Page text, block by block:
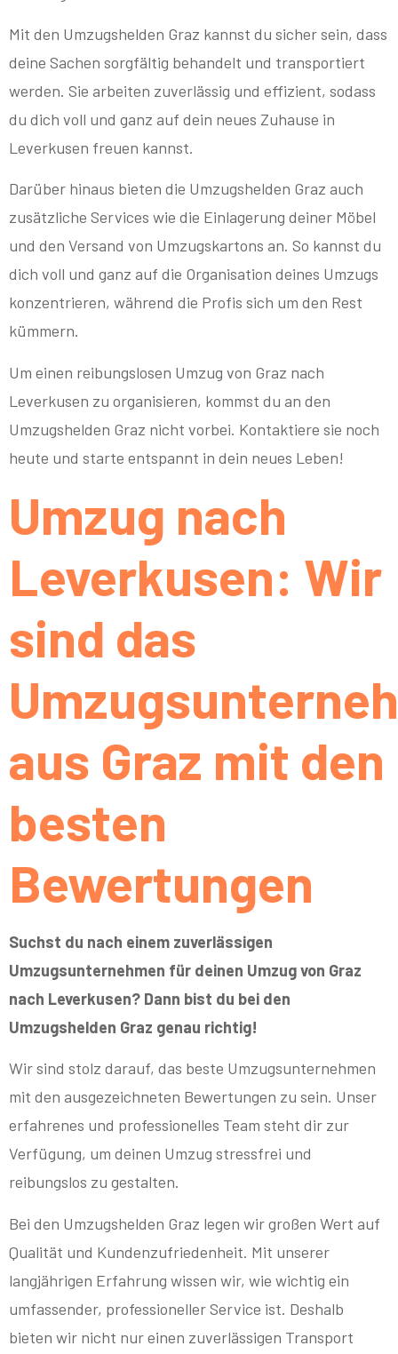
Mit den Umzugshelden Graz kannst du sicher sein, dass
deine Sachen sorgfältig behandelt und transportiert
werden. Sie arbeiten zuverlässig und effizient, sodass
du dich voll und ganz auf dein neues Zuhause in
Leverkusen freuen kannst.
Darüber hinaus bieten die Umzugshelden Graz auch
zusätzliche Services wie die Einlagerung deiner Möbel
und den Versand von Umzugskartons an. So kannst du
dich voll und ganz auf die Organisation deines Umzugs
konzentrieren, während die Profis sich um den Rest
kümmern.
Um einen reibungslosen Umzug von Graz nach
Leverkusen zu organisieren, kommst du an den
Umzugshelden Graz nicht vorbei. Kontaktiere sie noch
heute und starte entspannt in dein neues Leben!
Umzug nach
Leverkusen: Wir
sind das
aus Graz mit den
besten
Bewertungen
Suchst du nach einem zuverlässigen
Umzugsunternehmen für deinen Umzug von Graz
nach Leverkusen? Dann bist du bei den
Umzugshelden Graz genau richtig!
Wir sind stolz darauf, das beste Umzugsunternehmen
mit den ausgezeichneten Bewertungen zu sein. Unser
erfahrenes und professionelles Team steht dir zur
Verfügung, um deinen Umzug stressfrei und
reibungslos zu gestalten.
Bei den Umzugshelden Graz legen wir großen Wert auf
Qualität und Kundenzufriedenheit. Mit unserer
langjährigen Erfahrung wissen wir, wie wichtig ein
umfassender, professioneller Service ist. Deshalb
bieten wir nicht nur einen zuverlässigen Transport